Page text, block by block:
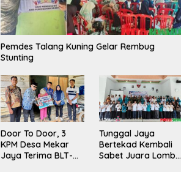
Pemdes Talang Kuning Gelar Rembug
Stunting
Door To Door, 3
KPM Desa Mekar
Jaya Terima BLT-
Tunggal Jaya
Bertekad Kembali
Sabet Juara Lomba